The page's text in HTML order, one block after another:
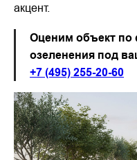
акцент.
Оценим объект
озеленения под
+7 (495) 255-20-60